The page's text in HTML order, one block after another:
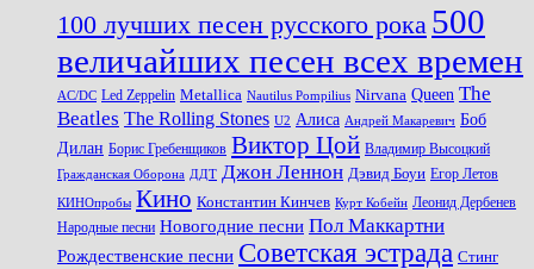
100 лучших песен русского рока 500
величайших песен всех времен
AC/DC Led Zeppelin Metallica Nautilus Pompilius Nirvana Queen The
Beatles The Rolling Stones U2 Алиса Андрей Макаревич Боб
Дилан Борис Гребенщиков Виктор Цой Владимир Высоцкий
Гражданская Оборона ДДТ Джон Леннон Дэвид Боуи Егор Летов
КИНОпробы Кино Константин Кинчев Курт Кобейн Леонид Дербенев
Народные песни Новогодние песни Пол Маккартни
Рождественские песни Советская эстрада Стинг